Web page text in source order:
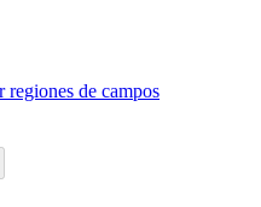
regiones de campos